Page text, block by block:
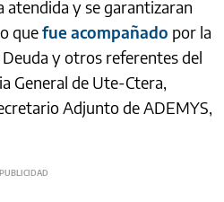
atendida y se garantizaran
quefue acompañado por la
y otros referentes del
General de Ute-Ctera,
Adjunto de ADEMYS,